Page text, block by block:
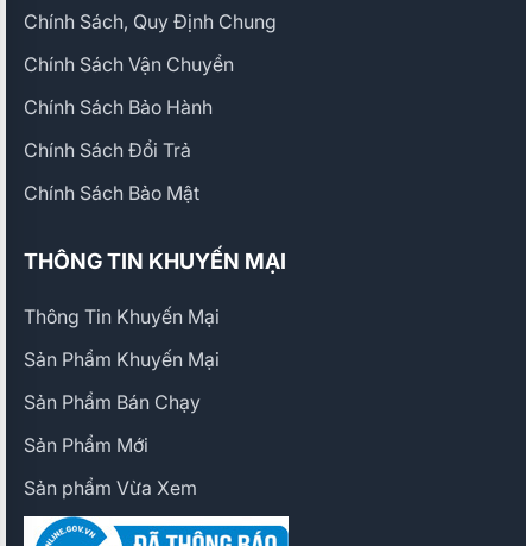
Chính Sách, Quy Định Chung
Chính Sách Vận Chuyển
Chính Sách Bảo Hành
Chính Sách Đổi Trả
Chính Sách Bảo Mật
THÔNG TIN KHUYẾN MẠI
Thông Tin Khuyến Mại
Sản Phẩm Khuyến Mại
Sản Phẩm Bán Chạy
Sản Phẩm Mới
Sản phẩm Vừa Xem